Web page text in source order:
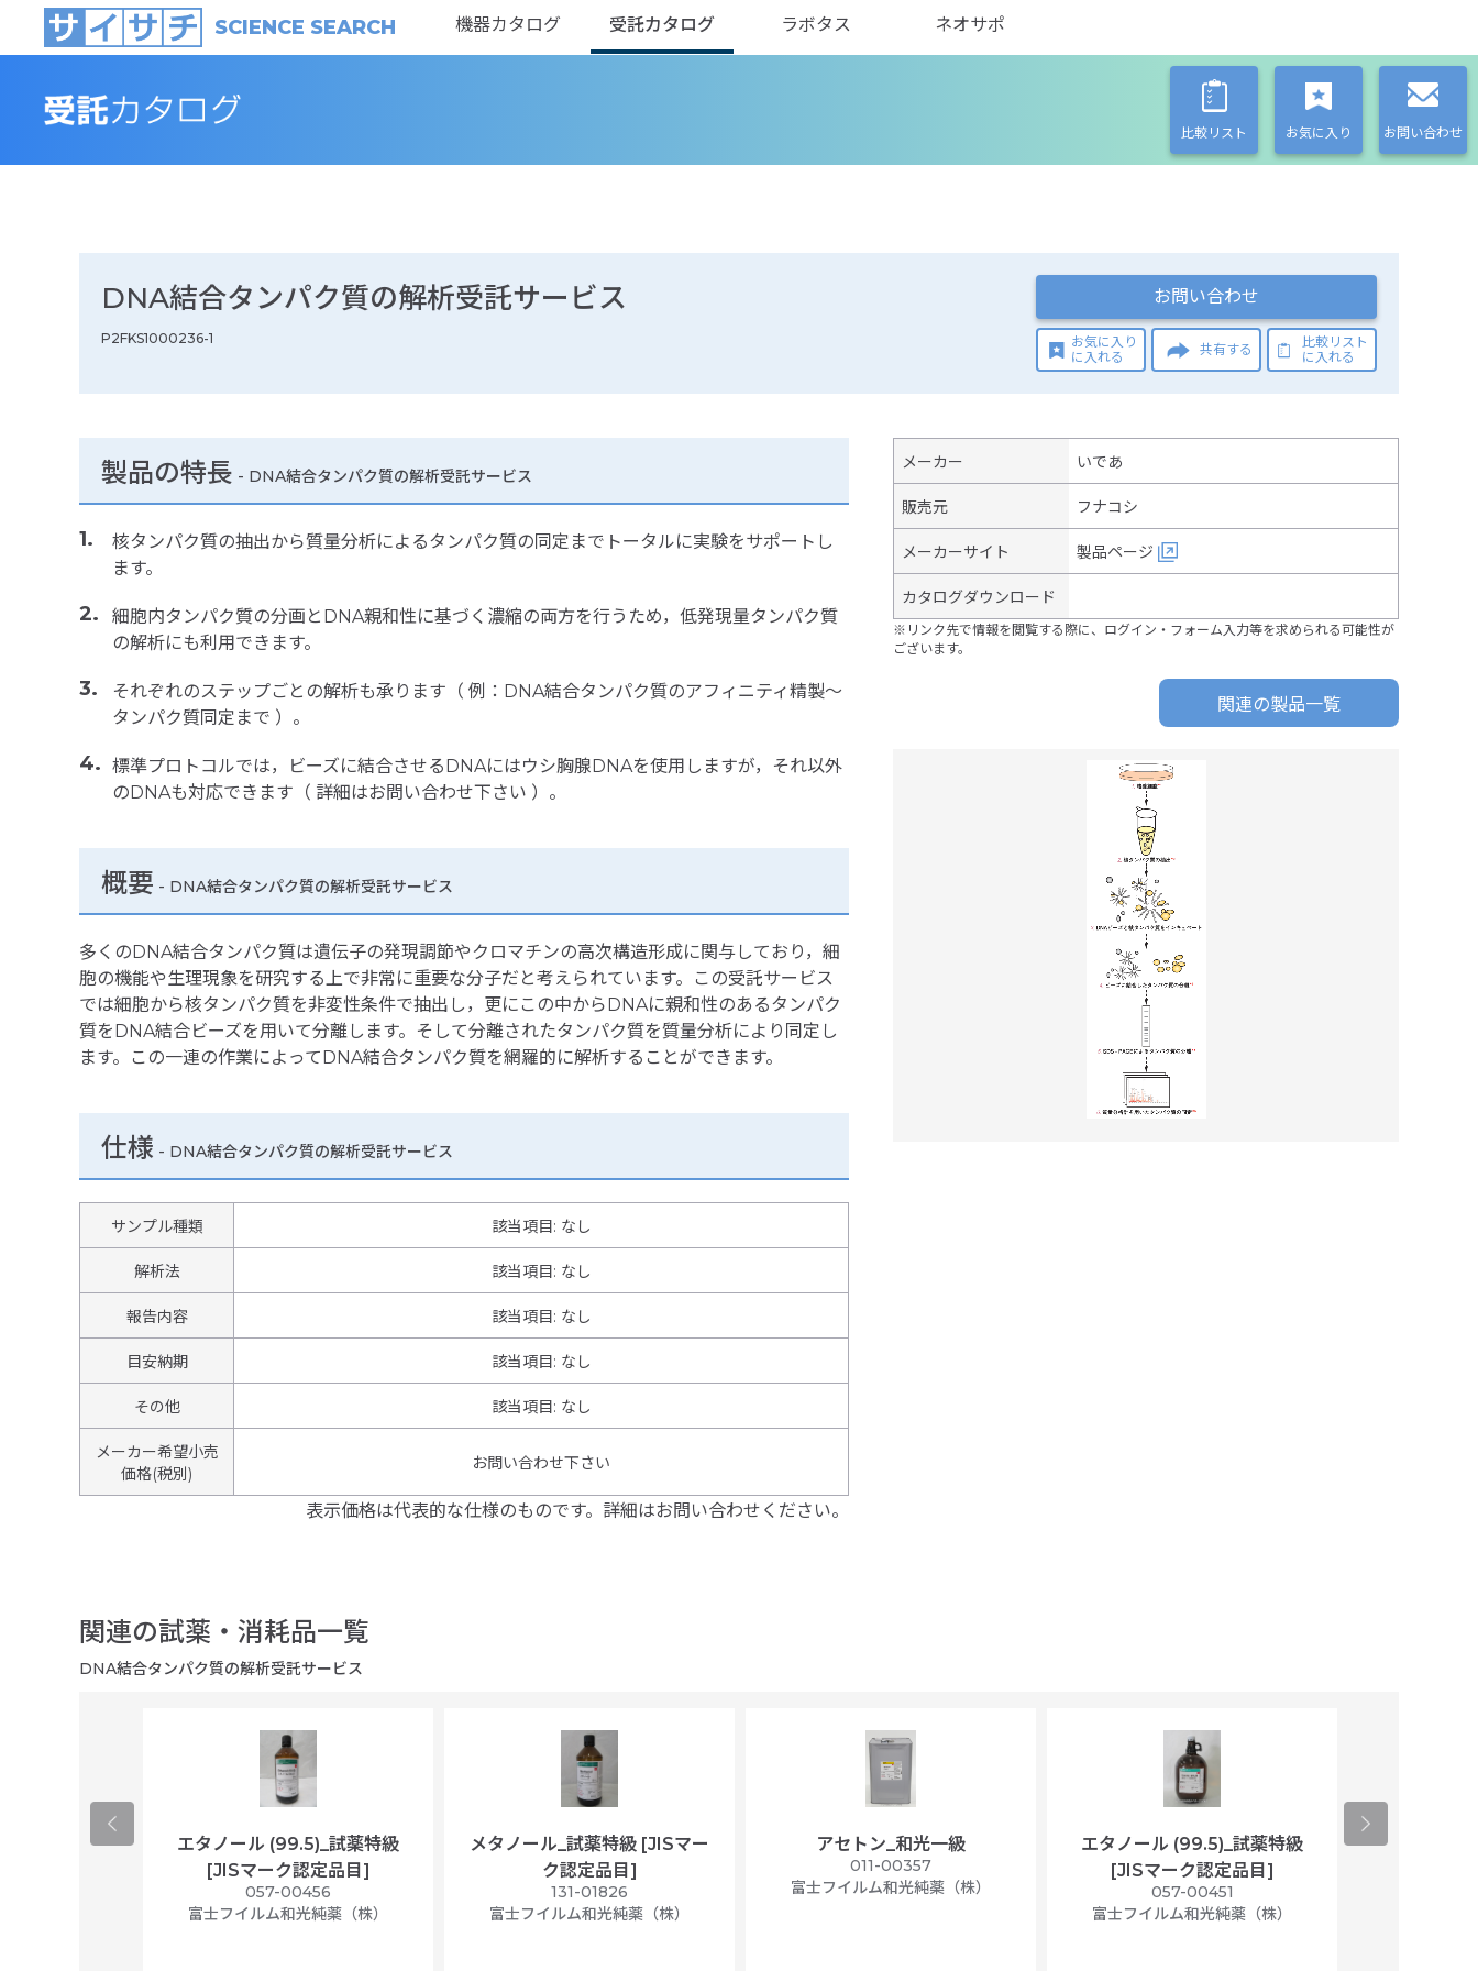
SCIENCE SEARCH 機器カタログ 受託カタログ ラボタス ネオサポ
比較リスト お気に入り お問い合わせ
DNA結合タンパク質の解析受託サービス
P2FKS1000236-1
お問い合わせ
お気に入り
に入れる
共有する
比較リスト
に入れる
製品の特長 - DNA結合タンパク質の解析受託サービス
核タンパク質の抽出から質量分析によるタンパク質の同定までトータルに実験をサポートし
ます。
細胞内タンパク質の分画とDNA親和性に基づく濃縮の両方を行うため，低発現量タンパク質
の解析にも利用できます。
それぞれのステップごとの解析も承ります（ 例：DNA結合タンパク質のアフィニティ精製〜
タンパク質同定まで ）。
標準プロトコルでは，ビーズに結合させるDNAにはウシ胸腺DNAを使用しますが，それ以外
のDNAも対応できます（ 詳細はお問い合わせ下さい ）。
概要 - DNA結合タンパク質の解析受託サービス
多くのDNA結合タンパク質は遺伝子の発現調節やクロマチンの高次構造形成に関与しており，細
胞の機能や生理現象を研究する上で非常に重要な分子だと考えられています。この受託サービス
では細胞から核タンパク質を非変性条件で抽出し，更にこの中からDNAに親和性のあるタンパク
質をDNA結合ビーズを用いて分離します。そして分離されたタンパク質を質量分析により同定し
ます。この一連の作業によってDNA結合タンパク質を網羅的に解析することができます。
仕様 - DNA結合タンパク質の解析受託サービス
サンプル種類 該当項目: なし
解析法 該当項目: なし
報告内容 該当項目: なし
目安納期 該当項目: なし
その他 該当項目: なし
メーカー希望小売
価格(税別)
お問い合わせ下さい
表示価格は代表的な仕様のものです。詳細はお問い合わせください。
メーカー いであ
販売元 フナコシ
メーカーサイト 製品ページ
カタログダウンロード
※リンク先で情報を閲覧する際に、ログイン・フォーム入力等を求められる可能性が
ございます。
関連の製品一覧
関連の試薬・消耗品一覧
DNA結合タンパク質の解析受託サービス
エタノール (99.5)_試薬特級
[JISマーク認定品目]
057-00456
富士フイルム和光純薬（株）
メタノール_試薬特級 [JISマー
ク認定品目]
131-01826
富士フイルム和光純薬（株）
アセトン_和光一級
011-00357
富士フイルム和光純薬（株）
エタノール (99.5)_試薬特級
[JISマーク認定品目]
057-00451
富士フイルム和光純薬（株）
アセトニト